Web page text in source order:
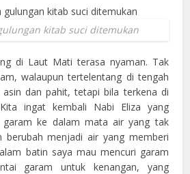
kitab suci ditemukan
di Laut Mati terasa nyaman. Tak
walaupun tertelentang di tengah
dan pahit, tetapi bila terkena di
ingat kembali Nabi Eliza yang
garam ke dalam mata air yang tak
berubah menjadi air yang memberi
batin saya mau mencuri garam
garam untuk kenangan, yang